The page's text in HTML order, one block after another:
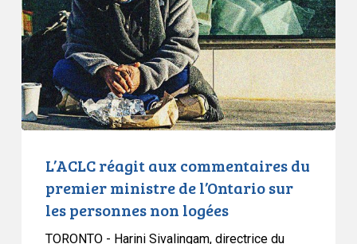
du
premier
ministre
de
l’Ontario
sur
les
logées
L’ACLC réagit aux commentaires du
premier ministre de l’Ontario sur
les personnes non logées
TORONTO - Harini Sivalingam, directrice du